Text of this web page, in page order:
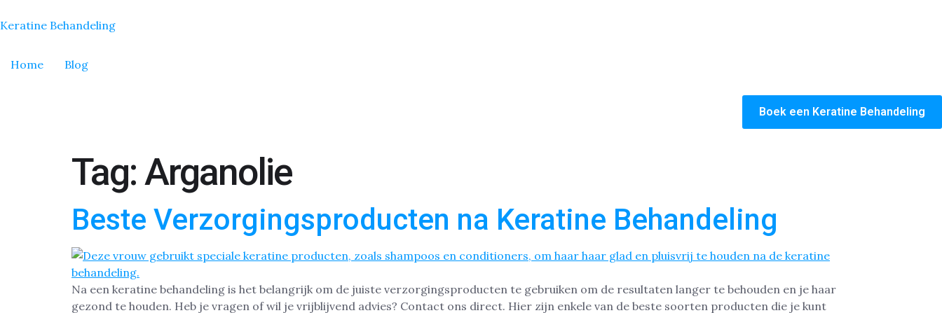
Keratine Behandeling
Home Blog
Boek een Keratine Behandeling
Tag:Arganolie
Beste Verzorgingsproducten na Keratine Behandeling
Na een keratine behandeling is het belangrijk om de juiste verzorgingsproducten te gebruiken om de resultaten langer te behouden en je haar
gezond te houden. Heb je vragen of wil je vrijblijvend advies? Contact ons direct. Hier zijn enkele van de beste soorten producten die je kunt